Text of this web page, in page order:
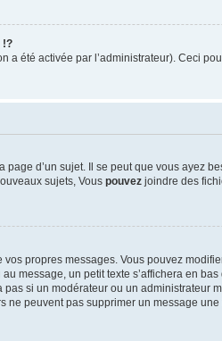
!?
été activée par l’administrateur). Ceci
d’un sujet. Il se peut que vous ayez
sujets, Vous pouvez joindre des
propres messages. Vous pouvez
message, un petit texte s’affichera en
si un modérateur ou un
peuvent pas supprimer un message une